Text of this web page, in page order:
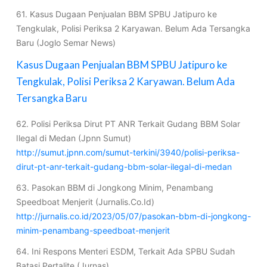
61. Kasus Dugaan Penjualan BBM SPBU Jatipuro ke
Tengkulak, Polisi Periksa 2 Karyawan. Belum Ada Tersangka
Baru (Joglo Semar News)
Kasus Dugaan Penjualan BBM SPBU Jatipuro ke
Tengkulak, Polisi Periksa 2 Karyawan. Belum Ada
Tersangka Baru
62. Polisi Periksa Dirut PT ANR Terkait Gudang BBM Solar
Ilegal di Medan (Jpnn Sumut)
http://sumut.jpnn.com/sumut-terkini/3940/polisi-periksa-
dirut-pt-anr-terkait-gudang-bbm-solar-ilegal-di-medan
63. Pasokan BBM di Jongkong Minim, Penambang
Speedboat Menjerit (Jurnalis.Co.Id)
http://jurnalis.co.id/2023/05/07/pasokan-bbm-di-jongkong-
minim-penambang-speedboat-menjerit
64. Ini Respons Menteri ESDM, Terkait Ada SPBU Sudah